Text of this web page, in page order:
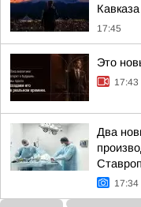
Кавказа
17:45
Это
17:43
Два
17:34